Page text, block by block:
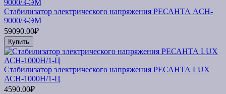
Стабилизатор электрического напряжения РЕСАНТА ACH-
9000/3-ЭМ
59090.00₽
Купить
Стабилизатор электрического напряжения РЕСАНТА LUX
АСН-1000Н/1-Ц
4590.00₽